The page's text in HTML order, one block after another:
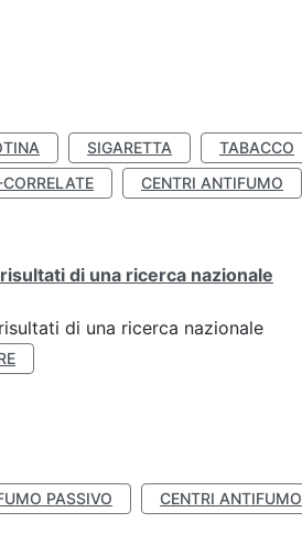
SIGARETTA
TABACCO
CENTRI ANTIFUMO
di una ricerca nazionale
di una ricerca nazionale
PASSIVO CENTRI ANTIFUMO